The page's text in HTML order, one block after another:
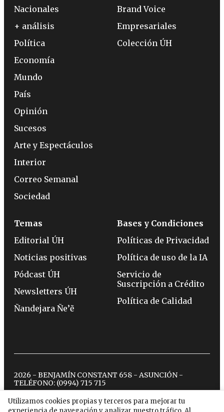
Utilizamos cookies propias y terceros para mejorar tu
Nacionales
+ análisis
Política
Economía
Mundo
País
Opinión
Sucesos
Arte y Espectáculos
Interior
Correo Semanal
Sociedad
Brand Voice
Empresariales
Colección ÚH
Temas
Editorial ÚH
Noticias positivas
Pódcast ÚH
Newsletters ÚH
Ñandejara Ñe’ẽ
Bases y Condiciones
Políticas de Privacidad
Política de uso de la IA
Servicio de
Suscripción a Crédito
Política de Calidad
2026 - BENJAMÍN CONSTANT 658 - ASUNCIÓN -
TELÉFONO: (0994) 715 715